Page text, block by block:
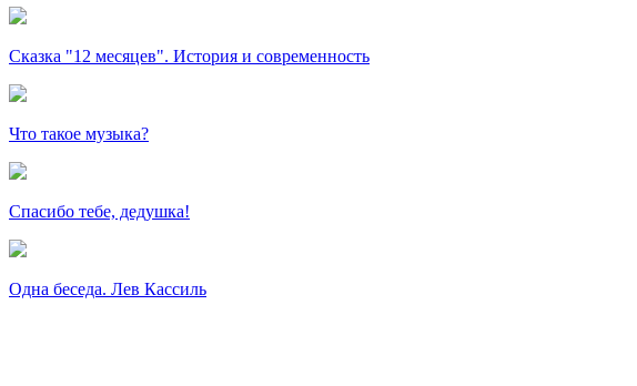
Сказка "12 месяцев". История и современность
Что такое музыка?
Спасибо тебе, дедушка!
Одна беседа. Лев Кассиль